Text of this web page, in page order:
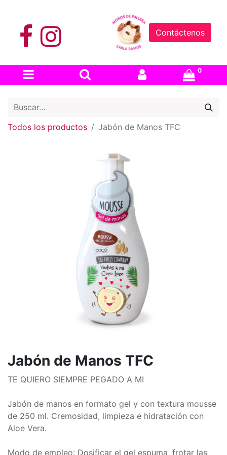
Contáctenos
0
Todos los productos Jabón de Manos TFC
Jabón de Manos TFC
TE QUIERO SIEMPRE PEGADO A MI
Jabón de manos en formato gel y con textura mousse
de 250 ml. Cremosidad, limpieza e hidratación con
Aloe Vera.
Modo de empleo: Dosificar el gel espuma, frotar las